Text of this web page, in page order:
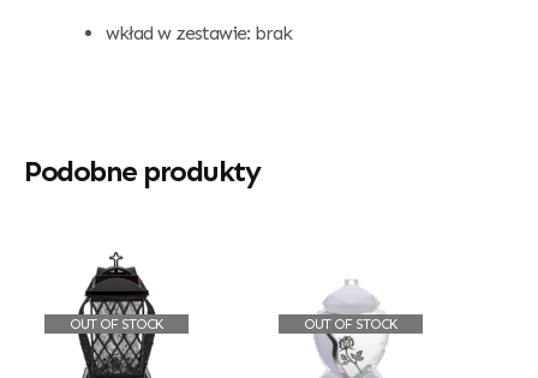
wkład w zestawie: brak
Podobne produkty
OUT OF STOCK OUT OF STOCK